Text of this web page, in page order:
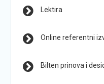
Lektira
Online referentni
Bilten prinova i